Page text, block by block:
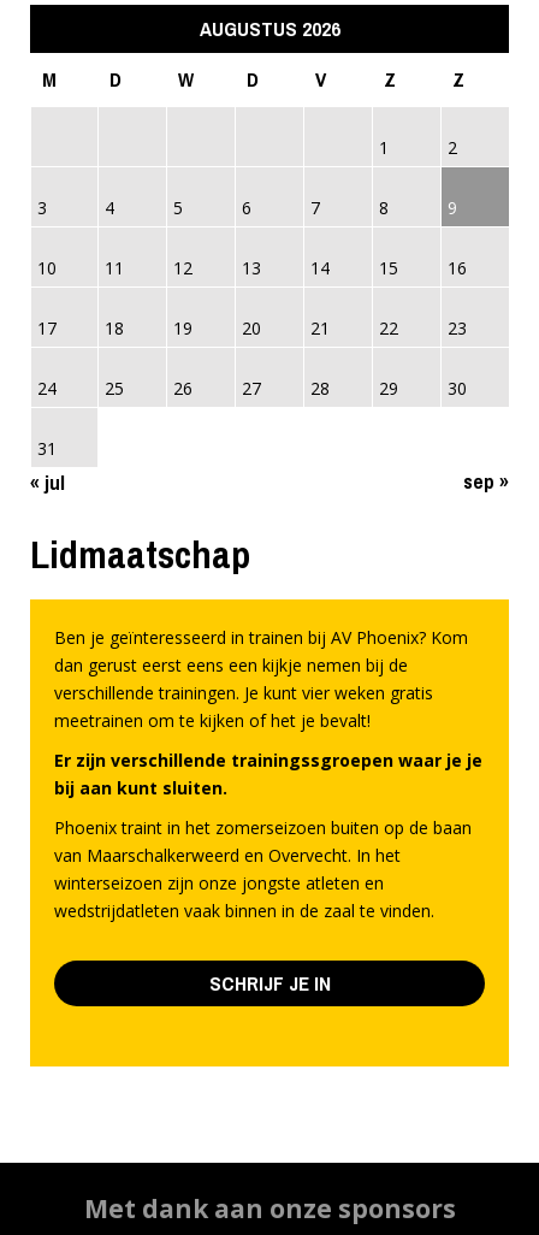
AUGUSTUS 2026
M
D W D V Z Z
1 2
3 4 5 6 7 8 9
10 11 12 13 14 15 16
17 18 19 20 21 22 23
24 25 26 27 28 29 30
31
« jul sep »
Lidmaatschap
Ben je geïnteresseerd in trainen bij AV Phoenix? Kom
dan gerust eerst eens een kijkje nemen bij de
verschillende trainingen. Je kunt vier weken gratis
meetrainen om te kijken of het je bevalt!
Er zijn verschillende trainingssgroepen waar je je
bij aan kunt sluiten.
Phoenix traint in het zomerseizoen buiten op de baan
van Maarschalkerweerd en Overvecht. In het
winterseizoen zijn onze jongste atleten en
wedstrijdatleten vaak binnen in de zaal te vinden.
SCHRIJF JE IN
Met dank aan onze sponsors